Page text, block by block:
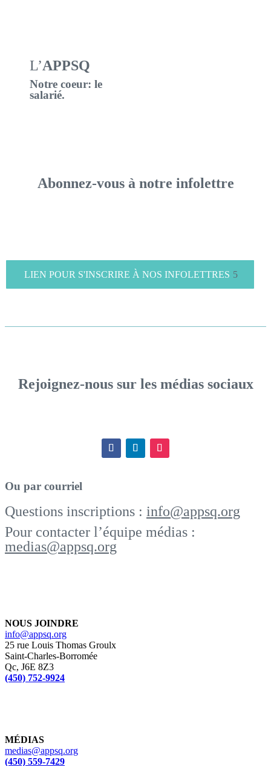
L’APPSQ
Notre coeur: le
salarié.
Abonnez-vous à notre infolettre
LIEN POUR S'INSCRIRE À NOS INFOLETTRES
Rejoignez-nous sur les médias sociaux
Ou par courriel
Questions inscriptions : info@appsq.org
Pour contacter l’équipe médias :
medias@appsq.org
NOUS JOINDRE
info@appsq.org
25 rue Louis Thomas Groulx
Saint-Charles-Borromée
Qc, J6E 8Z3
(450) 752-9924
MÉDIAS
medias@appsq.org
(450) 559-7429